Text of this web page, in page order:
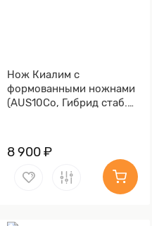
Нож Киалим с
формованными ножнами
(AUS10Co, Гибрид стаб.
8 900 ₽